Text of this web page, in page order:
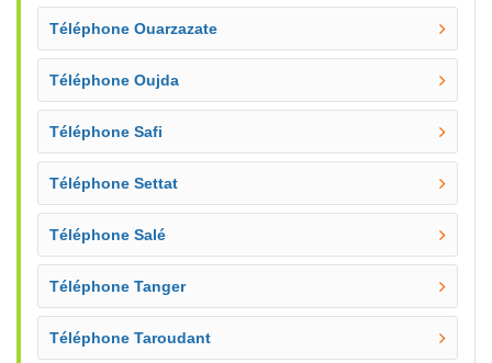
Téléphone Ouarzazate
Téléphone Oujda
Téléphone Safi
Téléphone Settat
Téléphone Salé
Téléphone Tanger
Téléphone Taroudant